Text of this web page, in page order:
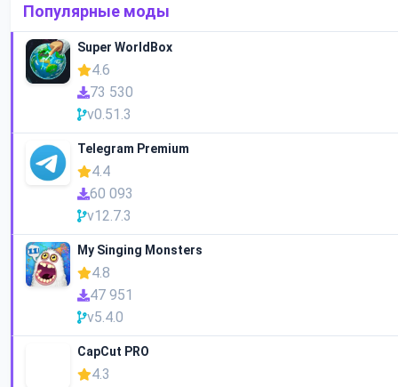
Популярные моды
Super WorldBox
4.6
73 530
v0.51.3
Telegram Premium
4.4
60 093
v12.7.3
My Singing Monsters
4.8
47 951
v5.4.0
CapCut PRO
4.3